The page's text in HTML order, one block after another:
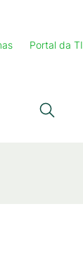
Portal da TI